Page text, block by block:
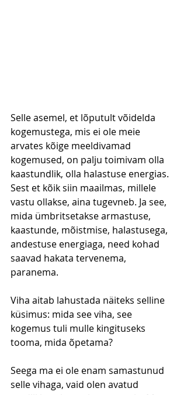
Selle asemel, et lõputult võidelda
kogemustega, mis ei ole meie
arvates kõige meeldivamad
kogemused, on palju toimivam olla
kaastundlik, olla halastuse energias.
Sest et kõik siin maailmas, millele
vastu ollakse, aina tugevneb. Ja see,
mida ümbritsetakse armastuse,
kaastunde, mõistmise, halastusega,
andestuse energiaga, need kohad
saavad hakata tervenema,
paranema.
Viha aitab lahustada näiteks selline
küsimus: mida see viha, see
kogemus tuli mulle kingituseks
tooma, mida õpetama?
Seega ma ei ole enam samastunud
selle vihaga, vaid olen avatud